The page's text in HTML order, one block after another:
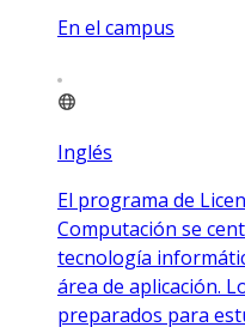
En el campus
Inglés
El programa de
Computación se
tecnología
área de aplicación.
preparados para